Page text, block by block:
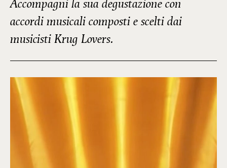
Accompagni la sua degustazione con
accordi musicali composti e scelti dai
musicisti Krug Lovers.